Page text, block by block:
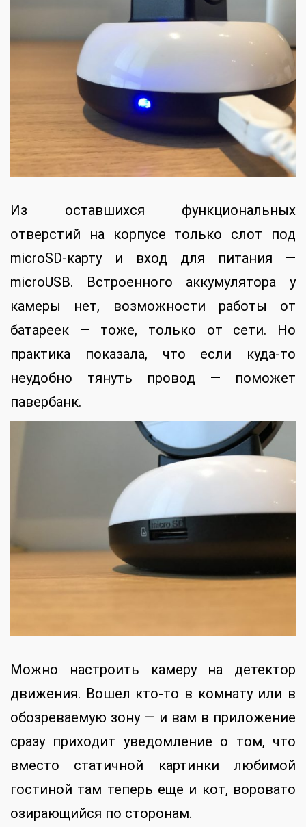
Из оставшихся функциональных
отверстий на корпусе только слот под
microSD-карту и вход для питания —
microUSB. Встроенного аккумулятора у
камеры нет, возможности работы от
батареек — тоже, только от сети. Но
практика показала, что если куда-то
неудобно тянуть провод — поможет
павербанк.
Можно настроить камеру на детектор
движения. Вошел кто-то в комнату или в
обозреваемую зону — и вам в приложение
сразу приходит уведомление о том, что
вместо статичной картинки любимой
гостиной там теперь еще и кот, воровато
озирающийся по сторонам.